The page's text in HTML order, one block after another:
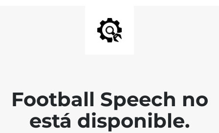
Football Speech no
está disponible.